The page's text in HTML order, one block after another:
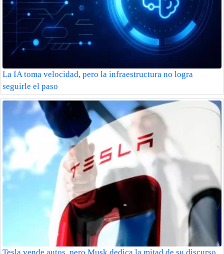
La IA toma velocidad, pero la infraestructura no logra
seguirle el paso